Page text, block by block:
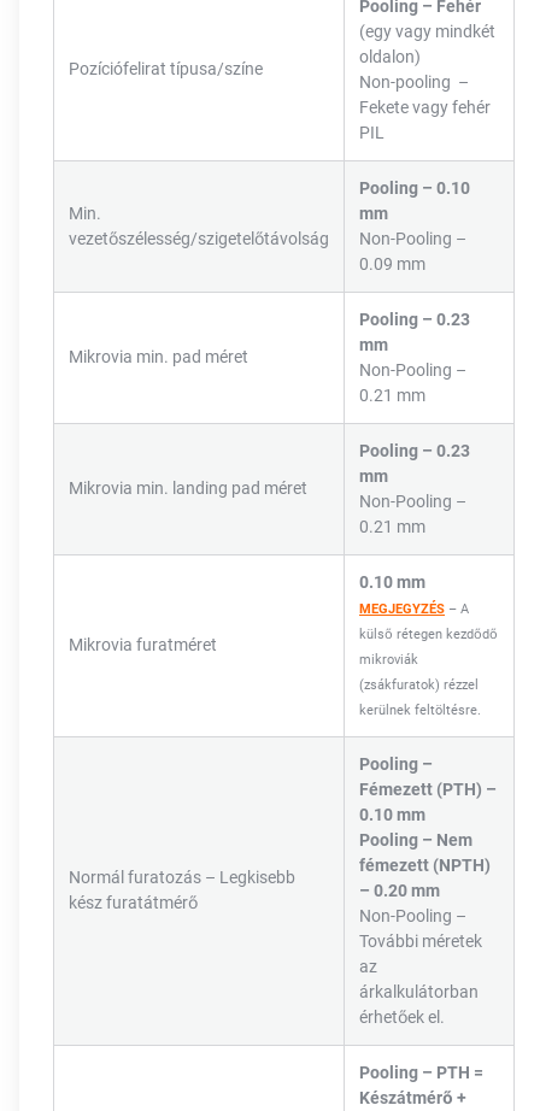
Pozíciófelirat típusa/színe
Pooling – Fehér
(egy vagy mindkét
oldalon)
Non-pooling –
Fekete vagy fehér
PIL
Min.
vezetőszélesség/szigetelőtávolság
Pooling – 0.10
mm
Non-Pooling –
0.09 mm
Mikrovia min. pad méret
Pooling – 0.23
mm
Non-Pooling –
0.21 mm
Mikrovia min. landing pad méret
Pooling – 0.23
mm
Non-Pooling –
0.21 mm
Mikrovia furatméret
0.10 mm
MEGJEGYZÉS – A
külső rétegen kezdődő
mikroviák
(zsákfuratok) rézzel
kerülnek feltöltésre.
Normál furatozás – Legkisebb
kész furatátmérő
Pooling –
Fémezett (PTH) –
0.10 mm
Pooling – Nem
fémezett (NPTH)
– 0.20 mm
Non-Pooling –
További méretek
az
árkalkulátorban
érhetőek el.
Pooling – PTH =
Készátmérő +